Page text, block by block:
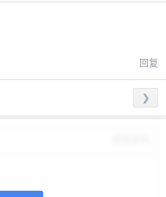
回复
❯